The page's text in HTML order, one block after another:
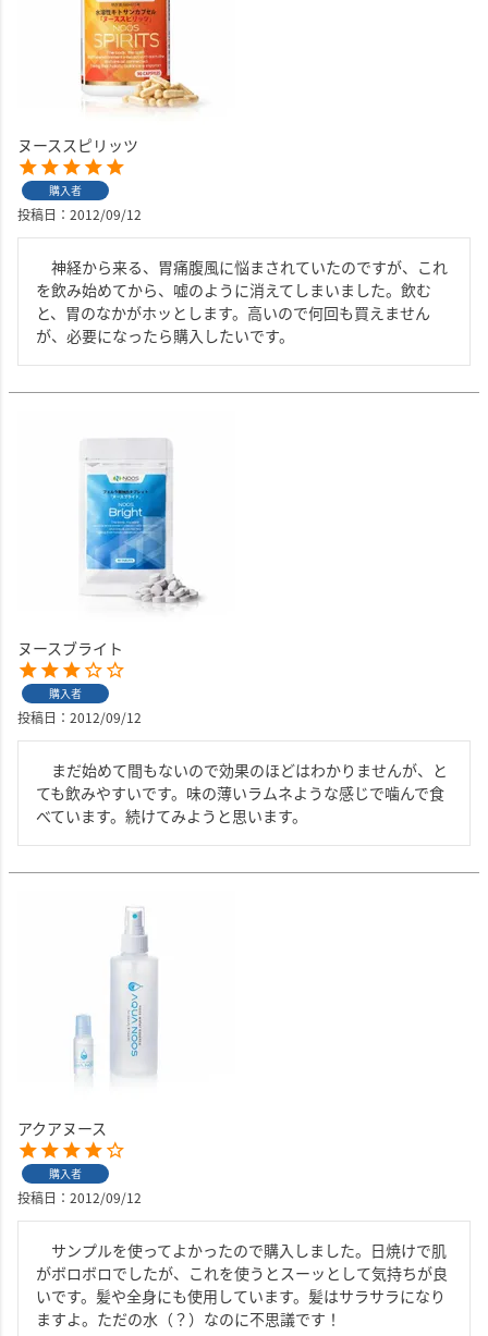
ヌーススピリッツ
購入者
投稿日 2012/09/12
神経から来る、胃痛腹風に悩まされていたのですが、これ
を飲み始めてから、嘘のように消えてしまいました。飲む
と、胃のなかがホッとします。高いので何回も買えません
が、必要になったら購入したいです。
ヌースブライト
購入者
投稿日 2012/09/12
まだ始めて間もないので効果のほどはわかりませんが、と
ても飲みやすいです。味の薄いラムネような感じで噛んで食
べています。続けてみようと思います。
アクアヌース
購入者
投稿日 2012/09/12
サンプルを使ってよかったので購入しました。日焼けで肌
がボロボロでしたが、これを使うとスーッとして気持ちが良
いです。髪や全身にも使用しています。髪はサラサラになり
ますよ。ただの水（？）なのに不思議です！